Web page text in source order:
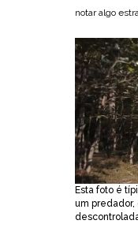
notar algo
Esta foto é
um predador,